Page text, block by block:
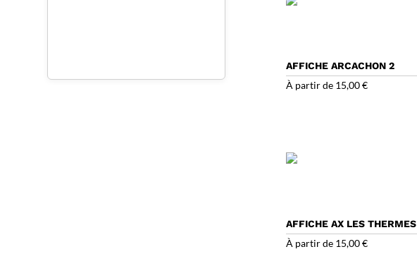
AFFICHE ARCACHON 2
À partir de 15,00€
AFFICHE AX LES THERMES
À partir de 15,00€